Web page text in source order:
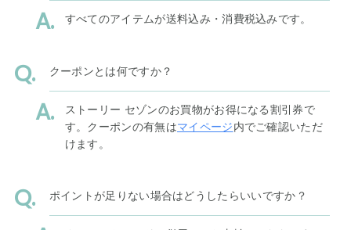
すべてのアイテムが送料込み・消費税込みです。
クーポンとは何ですか？
ストーリー セゾンのお買物がお得になる割引券で
す。クーポンの有無はマイページ内でご確認いただ
けます。
ポイントが足りない場合はどうしたらいいですか？